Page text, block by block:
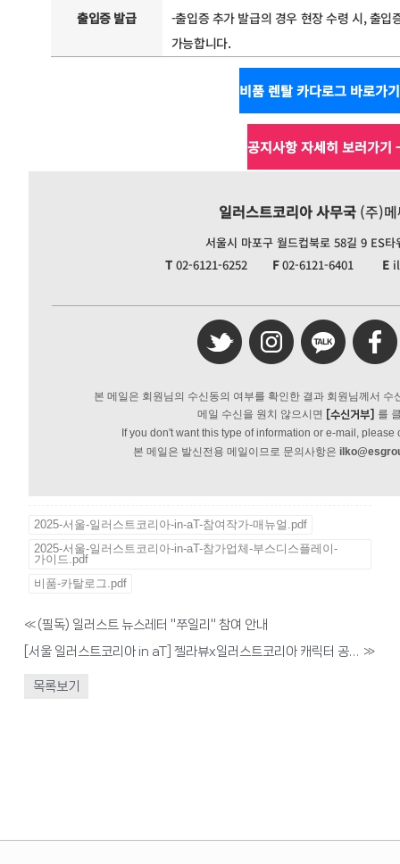
출입증 발급
-출입증 추가 발급의 경우 현장 수령 시, 출입
가능합니다.
비품 렌탈 카다로그 바로가
공지사항 자세히 보러가
일러스트코리아 사무국(주)메
서울시 마포구 월드컵북로 58길 9 ES
T02-6121-6252 F02-6121-6401 E
본 메일은 회원님의 수신동의 여부를 확인한 결과 회원님께서
메일 수신을 원치 않으시면
[수신거부]
를
If you don't want this type of information or e-mail,
본 메일은 발신전용 메일이므로 문의사항은
2025-서울-일러스트코리아-in-aT-참여작가-매뉴얼.pdf
2025-서울-일러스트코리아-in-aT-참가업체-부스디스플레이-
가이드.pdf
비품-카탈로그.pdf
«(필독) 일러스트 뉴스레터 "쭈일리" 참여 안내
[서울 일러스트코리아 in aT] 젤라뷰x일러스트코리아 캐릭터 공모전 안내 »
목록보기